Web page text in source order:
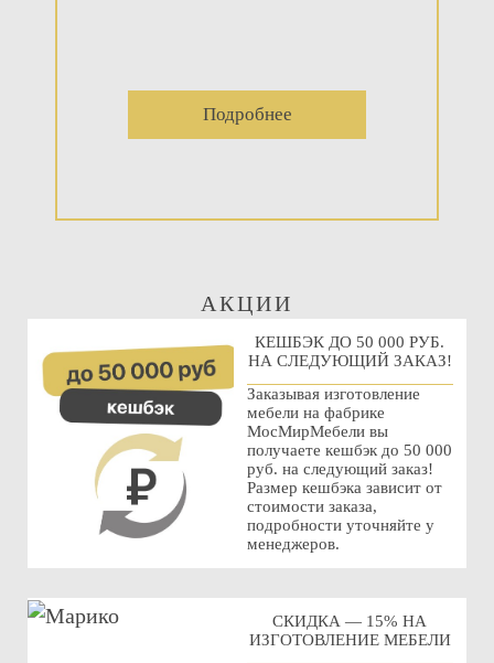
Подробнее
АКЦИИ
КЕШБЭК ДО 50 000 РУБ.
НА СЛЕДУЮЩИЙ ЗАКАЗ!
Заказывая изготовление
мебели на фабрике
МосМирМебели вы
получаете кешбэк до 50 000
руб. на следующий заказ!
Размер кешбэка зависит от
стоимости заказа,
подробности уточняйте у
менеджеров.
СКИДКА — 15% НА
ИЗГОТОВЛЕНИЕ МЕБЕЛИ